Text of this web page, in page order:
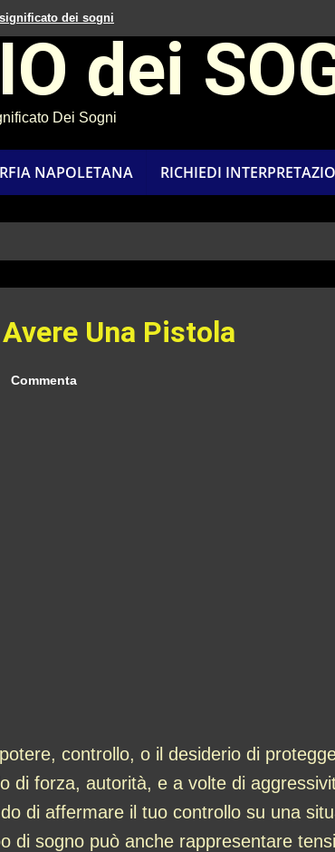
dei sogni
dei
Dei Sogni
NAPOLETANA RICHIEDI
Una Pistola
Commenta
controllo, o il desiderio di
di forza, autorità, e a volte di
di affermare il tuo controllo su una
di sogno può anche rappresentare